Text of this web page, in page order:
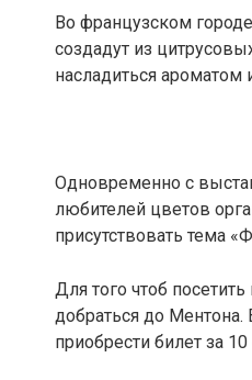
Во французском
создадут из
насладиться
Одновременно с
любителей цветов
присутствовать тема
Для того чтоб
добраться до Ментона.
приобрести билет за